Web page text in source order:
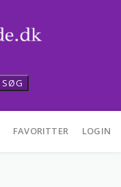
SØG
FAVORITTER LOGIN